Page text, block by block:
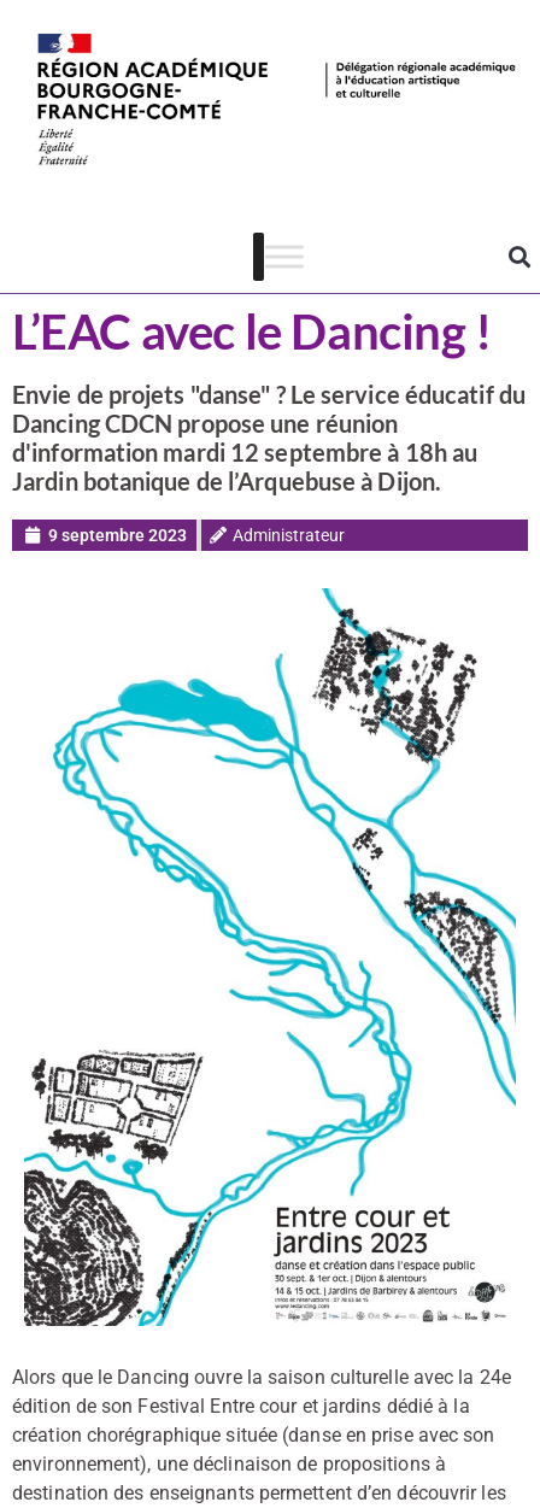
L’EAC avec le Dancing !
Envie de projets "danse" ? Le service éducatif du
Dancing CDCN propose une réunion
d'information mardi 12 septembre à 18h au
Jardin botanique de l’Arquebuse à Dijon.
9 septembre 2023 Administrateur
Alors que le Dancing ouvre la saison culturelle avec la 24e
édition de son Festival Entre cour et jardins dédié à la
création chorégraphique située (danse en prise avec son
environnement), une déclinaison de propositions à
destination des enseignants permettent d’en découvrir les